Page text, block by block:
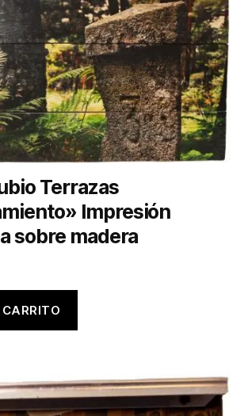
Terrazas
Impresión
sobre madera